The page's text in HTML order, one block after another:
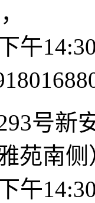
午
号新
苑南侧
午